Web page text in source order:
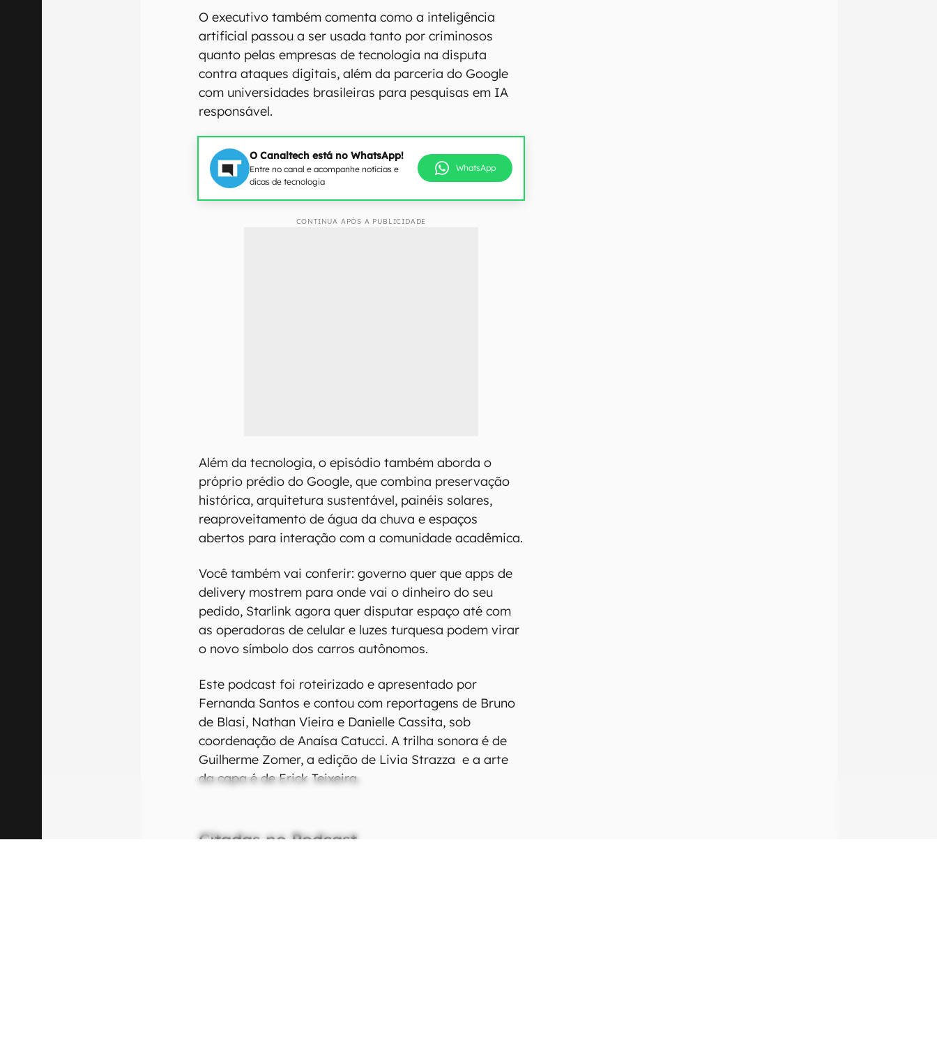
O executivo também comenta como a inteligência
artificial passou a ser usada tanto por criminosos
quanto pelas empresas de tecnologia na disputa
contra ataques digitais, além da parceria do Google
com universidades brasileiras para pesquisas em IA
responsável.
O Canaltech está no WhatsApp!
Entre no canal e acompanhe notícias e
dicas de tecnologia
WhatsApp
CONTINUA APÓS A PUBLICIDADE
Além da tecnologia, o episódio também aborda o
próprio prédio do Google, que combina preservação
histórica, arquitetura sustentável, painéis solares,
reaproveitamento de água da chuva e espaços
abertos para interação com a comunidade acadêmica.
Você também vai conferir: governo quer que apps de
delivery mostrem para onde vai o dinheiro do seu
pedido, Starlink agora quer disputar espaço até com
as operadoras de celular e luzes turquesa podem virar
o novo símbolo dos carros autônomos.
Este podcast foi roteirizado e apresentado por
Fernanda Santos e contou com reportagens de Bruno
de Blasi, Nathan Vieira e Danielle Cassita, sob
coordenação de Anaísa Catucci. A trilha sonora é de
Guilherme Zomer, a edição de Livia Strazza e a arte
da capa é de Erick Teixeira.
Citadas no Podcast